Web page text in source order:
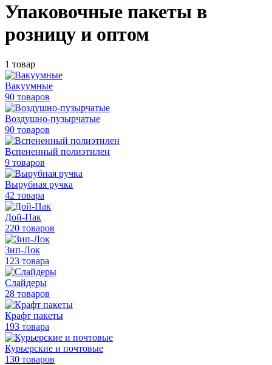
Упаковочные пакеты в
розницу и оптом
1 товар
Вакуумные
90 товаров
Воздушно-пузырчатые
90 товаров
Вспененный полиэтилен
9 товаров
Вырубная ручка
42 товара
Дой-Пак
220 товаров
Зип-Лок
123 товара
Слайдеры
28 товаров
Крафт пакеты
193 товара
Курьерские и почтовые
130 товаров